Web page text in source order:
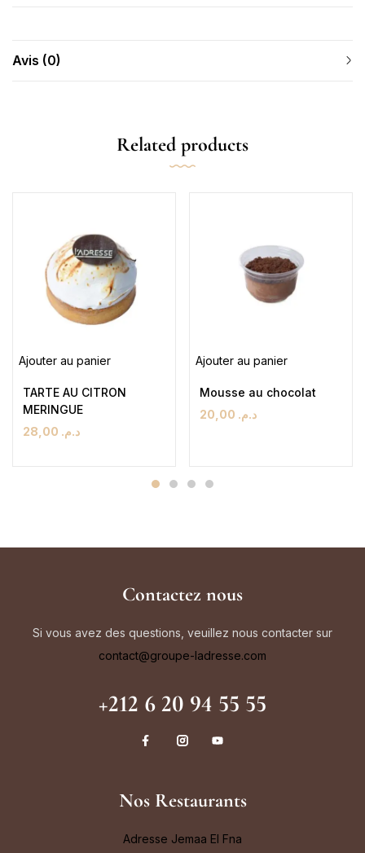
Avis (0)
Related products
Ajouter au panier
TARTE AU CITRON
MERINGUE
د.م.
Ajouter au panier
Mousse au chocolat
د.م.
Contactez nous
Si vous avez des questions, veuillez nous contacter sur
contact@groupe-ladresse.com
+212 6 20 94 55 55
Nos Restaurants
Adresse Jemaa El Fna